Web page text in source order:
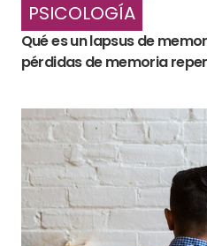
PSICOLOGÍA
Qué es un lapsus de
pérdidas de memoria